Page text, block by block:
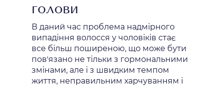
голови
В даний час проблема надмірного
випадіння волосся у чоловіків стає
все більш поширеною, що може бути
пов'язано не тільки з гормональними
змінами, але і з швидким темпом
життя, неправильним харчуванням і